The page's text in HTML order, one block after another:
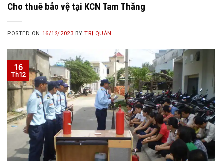
Cho thuê bảo vệ tại KCN Tam Thăng
POSTED ON 16/12/2023 BYTRỊ QUẢN
16
Th12